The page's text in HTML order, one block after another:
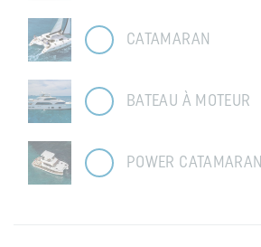
CATAMARAN
BATEAU À MOTEUR
POWER CATAMARAN